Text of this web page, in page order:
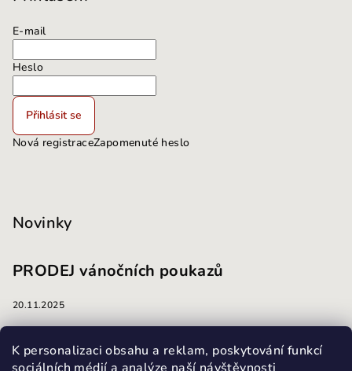
K personalizaci obsahu a reklam, poskytování funkcí
E-mail
Heslo
Přihlásit se
Nová registraceZapomenuté heslo
Novinky
PRODEJ vánočních poukazů
20.11.2025
masáže